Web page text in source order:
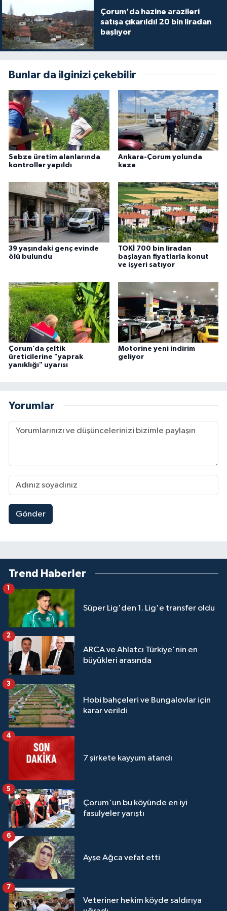
Çorum'da hazine arazileri
satışa çıkarıldı! 20 bin liradan
başlıyor
Bunlar da ilginizi çekebilir
Sebze üretim alanlarında
kontroller yapıldı
Ankara-Çorum yolunda
kaza
39 yaşındaki genç evinde
ölü bulundu
TOKİ 700 bin liradan
başlayan fiyatlarla konut
ve işyeri satıyor
Çorum’da çeltik
üreticilerine "yaprak
yanıklığı" uyarısı
Motorine yeni indirim
geliyor
Yorumlar
Gönder
Trend Haberler
Süper Lig'den 1. Lig'e transfer oldu
1
ARCA ve Ahlatcı Türkiye'nin en
büyükleri arasında
2
Hobi bahçeleri ve Bungalovlar için
karar verildi
3
7 şirkete kayyum atandı
4
Çorum'un bu köyünde en iyi
fasulyeler yarıştı
5
Ayşe Ağca vefat etti
6
Veteriner hekim köyde saldırıya
7